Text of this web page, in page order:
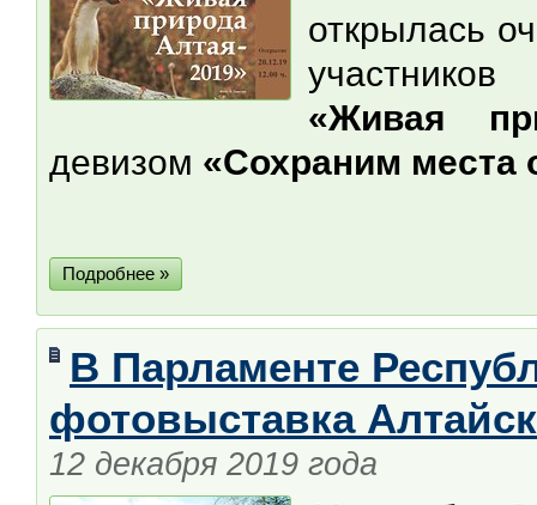
открылась
«Живая
девизом «Сохраним места
Подробнее »
В Парламенте
фотовыставка
12 декабря 2019 года